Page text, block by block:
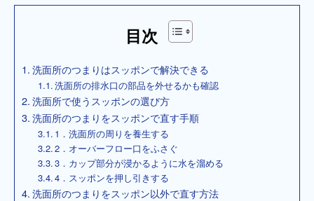
目次
洗面所のつまりはスッポンで解決できる
洗面所の排水口の部品を外せるかも確認
洗面所で使うスッポンの選び方
洗面所のつまりをスッポンで直す手順
1．洗面所の周りを養生する
2．オーバーフロー口をふさぐ
3．カップ部分が浸かるように水を溜める
4．スッポンを押し引きする
洗面所のつまりをスッポン以外で直す方法